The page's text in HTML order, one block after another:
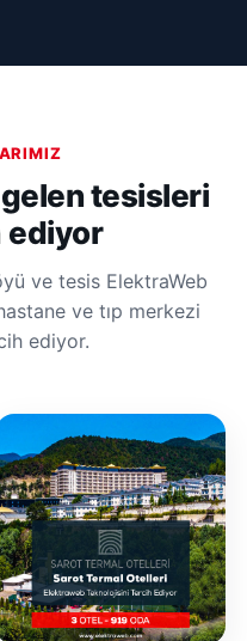
tesisleri
ediyor
ve tesis ElektraWeb
ve tıp merkezi
ediyor.